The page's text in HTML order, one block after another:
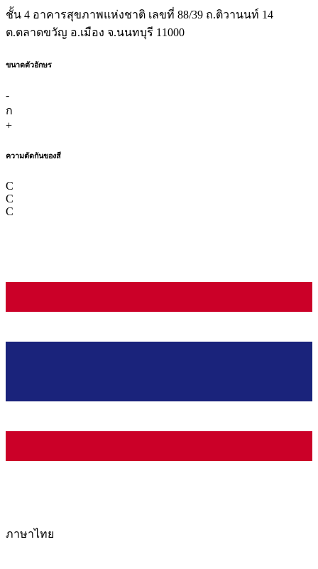
ชั้น 4 อาคารสุขภาพแห่งชาติ เลขที่ 88/39 ถ.ติวานนท์ 14
ต.ตลาดขวัญ อ.เมือง จ.นนทบุรี 11000
ขนาดตัวอักษร
-
ก
+
ความตัดกันของสี
C
C
C
ภาษาไทย